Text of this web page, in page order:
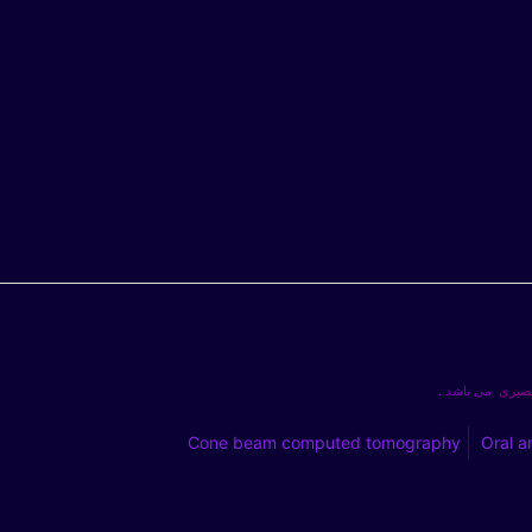
می باشد .
Oral
Cone beam computed tomography